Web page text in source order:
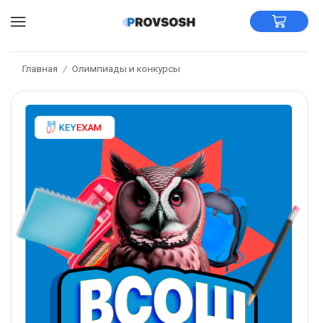
Главная / Олимпиады и конкурсы